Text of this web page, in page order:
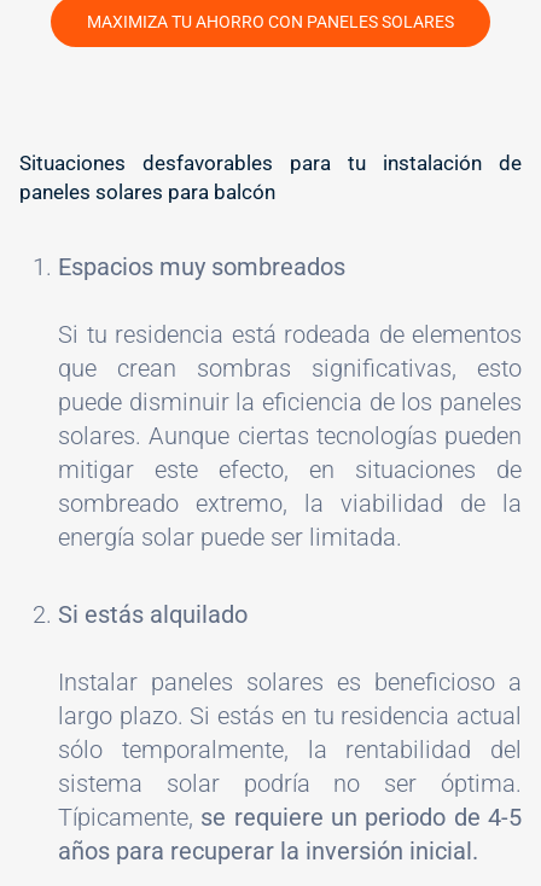
MAXIMIZA TU AHORRO CON PANELES SOLARES
#
Situaciones desfavorables para tu instalación de
paneles solares para balcón
Espacios muy sombreados
Si tu residencia está rodeada de elementos
que crean sombras significativas, esto
puede disminuir la eficiencia de los paneles
solares. Aunque ciertas tecnologías pueden
mitigar este efecto, en situaciones de
sombreado extremo, la viabilidad de la
energía solar puede ser limitada.
Si estás alquilado
Instalar paneles solares es beneficioso a
largo plazo. Si estás en tu residencia actual
sólo temporalmente, la rentabilidad del
sistema solar podría no ser óptima.
Típicamente, se requiere un periodo de 4-5
años para recuperar la inversión inicial.